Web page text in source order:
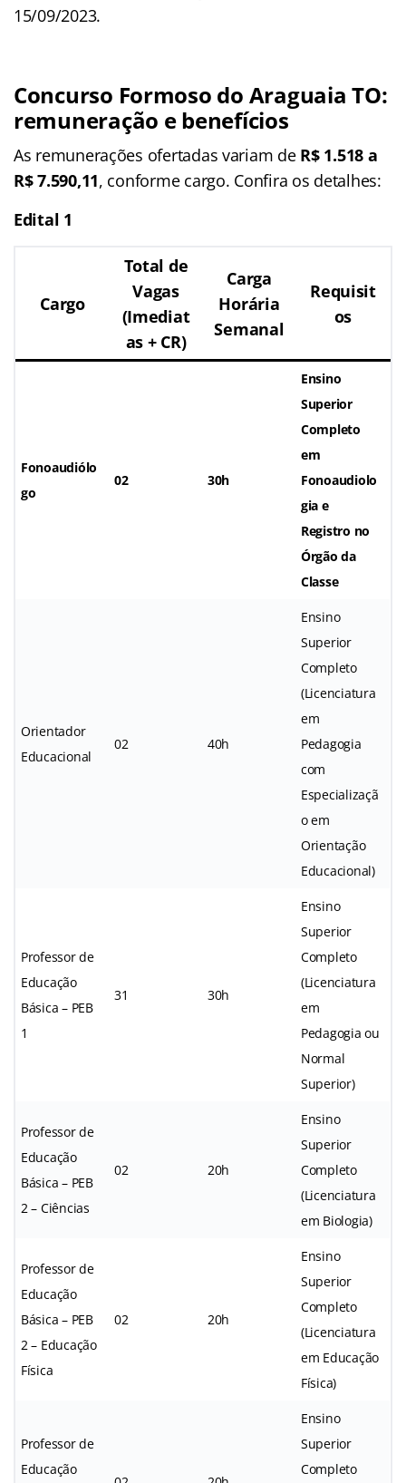
15/09/2023.
Concurso Formoso do Araguaia TO:
remuneração e benefícios
As remunerações ofertadas variam de R$ 1.518 a
R$ 7.590,11, conforme cargo. Confira os detalhes:
Edital 1
Cargo
Total de
Vagas
(Imediat
as + CR)
Carga
Horária
Semanal
Requisit
os
Fonoaudiólo
go
02 30h
Ensino
Superior
Completo
em
Fonoaudiolo
gia e
Registro no
Órgão da
Classe
Orientador
Educacional
02 40h
Ensino
Superior
Completo
(Licenciatura
em
Pedagogia
com
Especializaçã
o em
Orientação
Educacional)
Professor de
Educação
Básica – PEB
1
31 30h
Ensino
Superior
Completo
(Licenciatura
em
Pedagogia ou
Normal
Superior)
Professor de
Educação
Básica – PEB
2 – Ciências
02 20h
Ensino
Superior
Completo
(Licenciatura
em Biologia)
Professor de
Educação
Básica – PEB
2 – Educação
Física
02 20h
Ensino
Superior
Completo
(Licenciatura
em Educação
Física)
Professor de
Educação
Ensino
Superior
Completo